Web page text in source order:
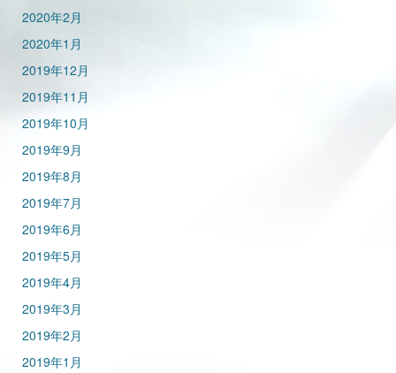
2020年2月
2020年1月
2019年12月
2019年11月
2019年10月
2019年9月
2019年8月
2019年7月
2019年6月
2019年5月
2019年4月
2019年3月
2019年2月
2019年1月